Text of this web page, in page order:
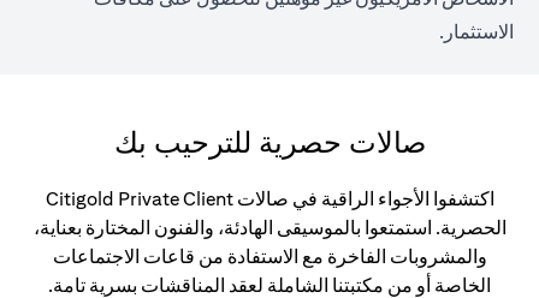
الاستثمار.
صالات حصرية للترحيب بك
اكتشفوا الأجواء الراقية في صالات Citigold Private Client
الحصرية. استمتعوا بالموسيقى الهادئة، والفنون المختارة بعناية،
والمشروبات الفاخرة مع الاستفادة من قاعات الاجتماعات
الخاصة أو من مكتبتنا الشاملة لعقد المناقشات بسرية تامة.